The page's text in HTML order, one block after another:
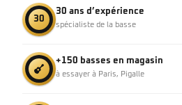
30
30 ans d’expérience
spécialiste de la basse
+150 basses en magasin
à essayer à Paris, Pigalle